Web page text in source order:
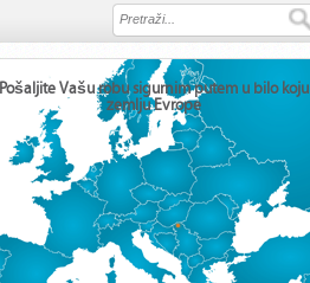
Pošaljite Vašu robu sigurnim putem u bilo koju
zemlju Evrope